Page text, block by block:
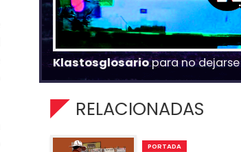
Klastosglosariopara no dejarse
RELACIONADAS
PORTADA